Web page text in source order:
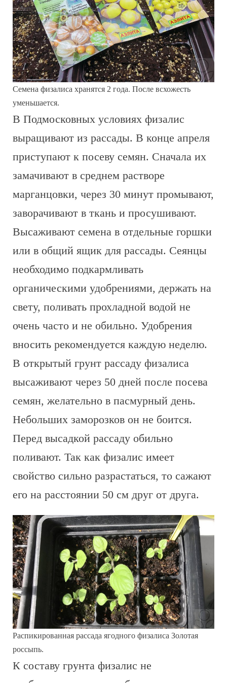
Семена физалиса хранятся 2 года. После всхожесть
уменьшается.
В Подмосковных условиях физалис
выращивают из рассады. В конце апреля
приступают к посеву семян. Сначала их
замачивают в среднем растворе
марганцовки, через 30 минут промывают,
заворачивают в ткань и просушивают.
Высаживают семена в отдельные горшки
или в общий ящик для рассады. Сеянцы
необходимо подкармливать
органическими удобрениями, держать на
свету, поливать прохладной водой не
очень часто и не обильно. Удобрения
вносить рекомендуется каждую неделю.
В открытый грунт рассаду физалиса
высаживают через 50 дней после посева
семян, желательно в пасмурный день.
Небольших заморозков он не боится.
Перед высадкой рассаду обильно
поливают. Так как физалис имеет
свойство сильно разрастаться, то сажают
его на расстоянии 50 см друг от друга.
Распикированная рассада ягодного физалиса Золотая
россыпь.
К составу грунта физалис не